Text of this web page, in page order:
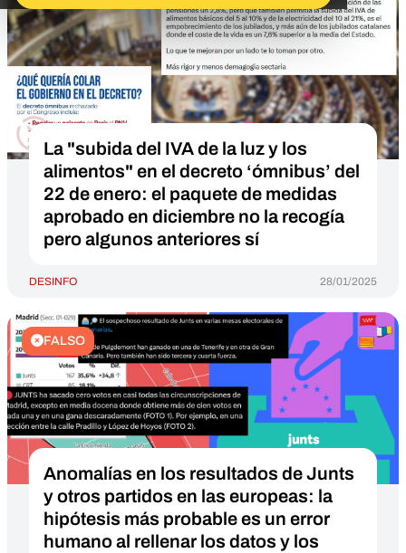
La "subida del IVA de la luz y los
alimentos" en el decreto ‘ómnibus’ del
22 de enero: el paquete de medidas
aprobado en diciembre no la recogía
pero algunos anteriores sí
DESINFO 28/01/2025
FALSO
Anomalías en los resultados de Junts
y otros partidos en las europeas: la
hipótesis más probable es un error
humano al rellenar los datos y los